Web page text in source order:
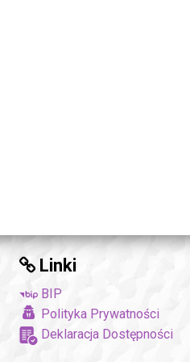
Linki
BIP
Polityka Prywatności
Deklaracja Dostępności